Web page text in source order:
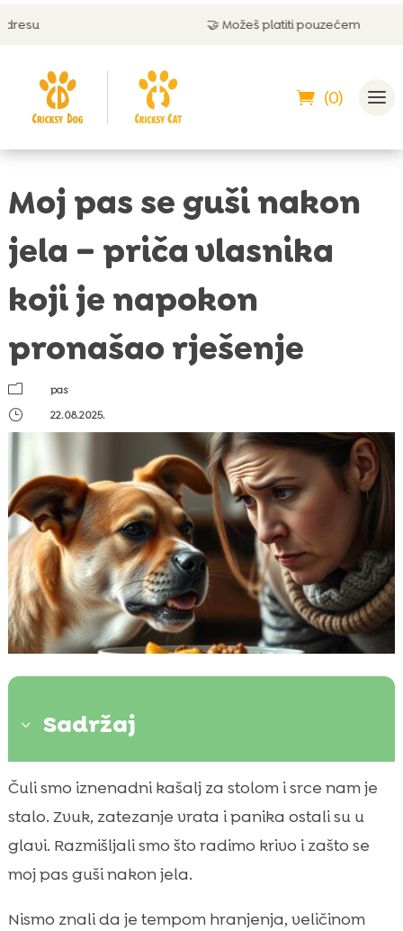
🤝 Možeš platiti pouzećem
(0)
Moj pas se guši nakon
jela – priča vlasnika
koji je napokon
pronašao rješenje
m
pas
}
22.08.2025.
3 Sadržaj
 Naša priča: od prvog gušenja do traženja
pomoći
Najčešći uzroci gušenja nakon jela kod
Simptomi koje ne smijemo ignorirati
 moj pas se guši nakon jela
Čuli smo iznenadni kašalj za stolom i srce nam je
stalo. Zvuk, zatezanje vrata i panika ostali su u
glavi. Razmišljali smo što radimo krivo i zašto se
moj pas guši nakon jela.
Nismo znali da je tempom hranjenja, veličinom